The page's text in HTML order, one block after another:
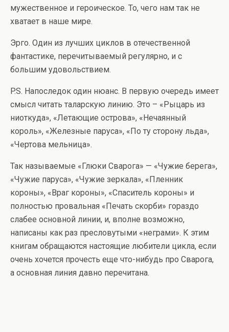
мужественное и героическое. То, чего нам так не
хватает в наше мире.
Эрго. Один из лучших циклов в отечественной
фантастике, перечитываемый регулярно, и с
большим удовольствием.
P.S. Напоследок один нюанс. В первую очередь имеет
смысл читать таларскую линию. Это – «Рыцарь из
ниоткуда», «Летающие острова», «Нечаянный
король», «Железные паруса», «По ту сторону льда»,
«Чертова мельница».
Так называемые «Глюки Сварога» — «Чужие берега»,
«Чужие паруса», «Чужие зеркала», «Пленник
короны», «Враг короны», «Спаситель короны» и
полностью провальная «Печать скорби» гораздо
слабее основной линии, и, вполне возможно,
написаны как раз пресловутыми «неграми». К этим
книгам обращаются настоящие любители цикла, если
очень хочется прочесть еще что-нибудь про Сварога,
а основная линия давно перечитана.